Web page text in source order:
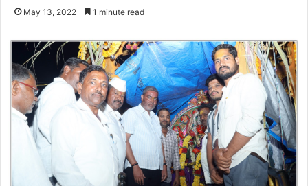
May 13, 2022 1 minute read